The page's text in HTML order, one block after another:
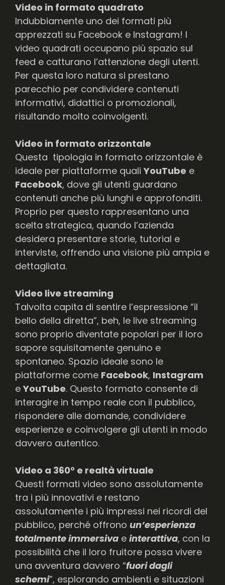
Video in formato quadrato
Indubbiamente uno dei formati più
apprezzati su Facebook e Instagram! I
video quadrati occupano più spazio sul
feed e catturano l’attenzione degli utenti.
Per questa loro natura si prestano
parecchio per condividere contenuti
informativi, didattici o promozionali,
risultando molto coinvolgenti.
Video in formato orizzontale
Questa tipologia in formato orizzontale è
ideale per piattaforme quali YouTube e
Facebook, dove gli utenti guardano
contenuti anche più lunghi e approfonditi.
Proprio per questo rappresentano una
scelta strategica, quando l’azienda
desidera presentare storie, tutorial e
interviste, offrendo una visione più ampia e
dettagliata.
Video live streaming
Talvolta capita di sentire l’espressione “il
bello della diretta”, beh, le live streaming
sono proprio diventate popolari per il loro
sapore squisitamente genuino e
spontaneo. Spazio ideale sono le
piattaforme come Facebook, Instagram
e YouTube. Questo formato consente di
interagire in tempo reale con il pubblico,
rispondere alle domande, condividere
esperienze e coinvolgere gli utenti in modo
davvero autentico.
Video a 360° e realtà virtuale
Questi formati video sono assolutamente
tra i più innovativi e restano
assolutamente i più impressi nei ricordi del
pubblico, perché offrono un’esperienza
totalmente immersiva e interattiva, con la
possibilità che il loro fruitore possa vivere
una avventura davvero “fuori dagli
schemi”, esplorando ambienti e situazioni